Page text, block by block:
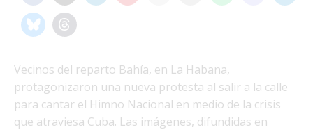
Vecinos del reparto Bahía, en La Habana,
protagonizaron una nueva protesta al salir a la calle
para cantar el Himno Nacional en medio de la crisis
que atraviesa Cuba. Las imágenes, difundidas en